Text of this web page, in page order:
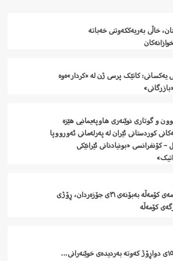
خاڵی بەریەککەوتنی خەباتە
یەکسانی: کاتێک پرسی ژن لە «کردار»ەوە
و گوتاری نوێنەری هاوپەیمانیی هێزە
کوردستانی ئێران لە پەرلەمانی ئەورووپا
کۆنفرانسی «بونیادنانی ئێرانێکی
‍ بەیاننامەی کۆمەڵە بەبۆنەی ٣١ی جۆزەردان، ڕۆژی
کۆمەڵە